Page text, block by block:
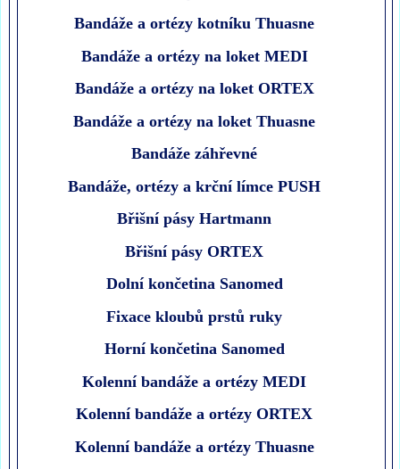
Bandáže a ortézy kotníku Thuasne
Bandáže a ortézy na loket MEDI
Bandáže a ortézy na loket ORTEX
Bandáže a ortézy na loket Thuasne
Bandáže záhřevné
Bandáže, ortézy a krční límce PUSH
Břišní pásy Hartmann
Břišní pásy ORTEX
Dolní končetina Sanomed
Fixace kloubů prstů ruky
Horní končetina Sanomed
Kolenní bandáže a ortézy MEDI
Kolenní bandáže a ortézy ORTEX
Kolenní bandáže a ortézy Thuasne